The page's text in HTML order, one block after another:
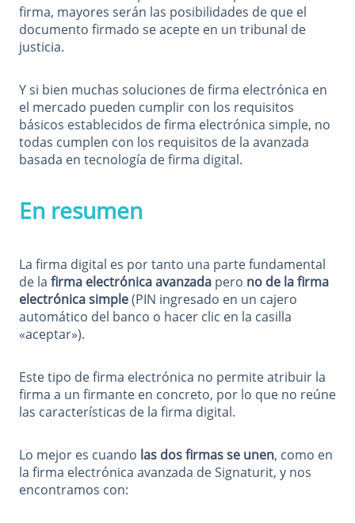
firma, mayores serán las posibilidades de que el
documento firmado se acepte en un tribunal de
justicia.
Y si bien muchas soluciones de firma electrónica en
el mercado pueden cumplir con los requisitos
básicos establecidos de firma electrónica simple, no
todas cumplen con los requisitos de la avanzada
basada en tecnología de firma digital.
En resumen
La firma digital es por tanto una parte fundamental
de la firma electrónica avanzada pero no de la firma
electrónica simple(PIN ingresado en un cajero
automático del banco o hacer clic en la casilla
«aceptar»).
Este tipo de firma electrónica no permite atribuir la
firma a un firmante en concreto, por lo que no reúne
las características de la firma digital.
Lo mejor es cuando las dos firmas se unen, como en
la firma electrónica avanzada de Signaturit, y nos
encontramos con: